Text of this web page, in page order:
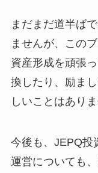
まだまだ道半ば
ませんが、この
資産形成を頑張
換したり、励ま
しいことはありま
今後も、JEPQ投
運営についても